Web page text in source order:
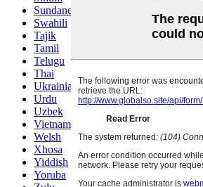
Sundanese
Swahili
Tajik
Tamil
Telugu
Thai
Ukrainian
Urdu
Uzbek
Vietnamese
Welsh
Xhosa
Yiddish
Yoruba